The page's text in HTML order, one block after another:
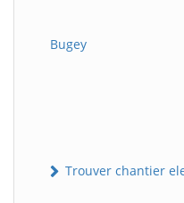
Bugey
Trouver chantier